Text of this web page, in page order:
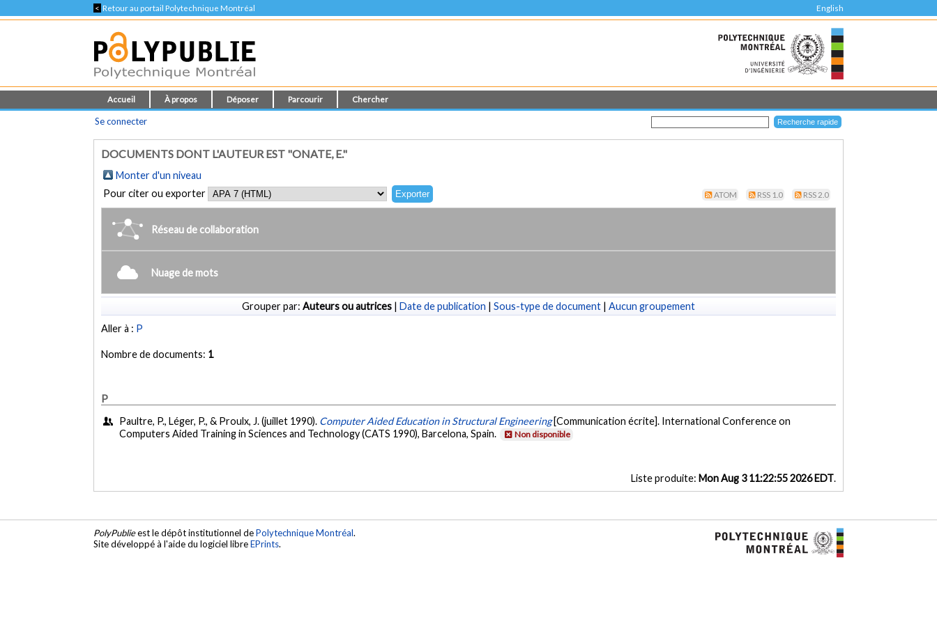
< Retour au portail Polytechnique Montréal English
Accueil À propos Déposer Parcourir Chercher
Se connecter
DOCUMENTS DONT L'AUTEUR EST "ONATE, E."
Monter d'un niveau
Pour citer ou exporter
ATOM RSS 1.0 RSS 2.0
Réseau de collaboration
Nuage de mots
Grouper par: Auteurs ou autrices | Date de publication | Sous-type de document | Aucun groupement
Aller à : P
Nombre de documents: 1
P
Paultre, P., Léger, P., & Proulx, J. (juillet 1990). Computer Aided Education in Structural Engineering [Communication écrite]. International Conference on
Computers Aided Training in Sciences and Technology (CATS 1990), Barcelona, Spain.
Non disponible
Liste produite: Mon Aug 3 11:22:55 2026 EDT.
PolyPublieest le dépôt institutionnel dePolytechnique Montréal.
Site développé à l'aide du logiciel libreEPrints.